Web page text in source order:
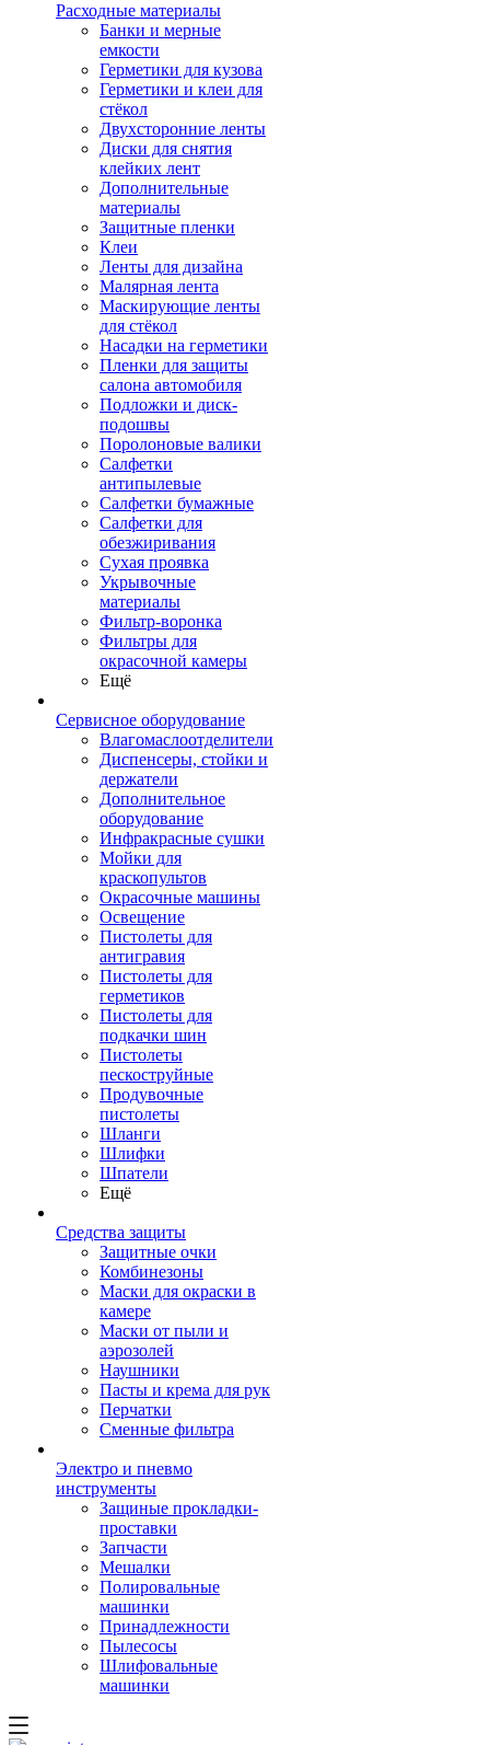
Расходные материалы
Банки и мерные
емкости
Герметики для кузова
Герметики и клеи для
стёкол
Двухсторонние ленты
Диски для снятия
клейких лент
Дополнительные
материалы
Защитные пленки
Клеи
Ленты для дизайна
Малярная лента
Маскирующие ленты
для стёкол
Насадки на герметики
Пленки для защиты
салона автомобиля
Подложки и диск-
подошвы
Поролоновые валики
Салфетки
антипылевые
Салфетки бумажные
Салфетки для
обезжиривания
Сухая проявка
Укрывочные
материалы
Фильтр-воронка
Фильтры для
окрасочной камеры
Ещё
Сервисное оборудование
Влагомаслоотделители
Диспенсеры, стойки и
держатели
Дополнительное
оборудование
Инфракрасные сушки
Мойки для
краскопультов
Окрасочные машины
Освещение
Пистолеты для
антигравия
Пистолеты для
герметиков
Пистолеты для
подкачки шин
Пистолеты
пескоструйные
Продувочные
пистолеты
Шланги
Шлифки
Шпатели
Ещё
Средства защиты
Защитные очки
Комбинезоны
Маски для окраски в
камере
Маски от пыли и
аэрозолей
Наушники
Пасты и крема для рук
Перчатки
Сменные фильтра
Электро и пневмо
инструменты
Защиные прокладки-
проставки
Запчасти
Мешалки
Полировальные
машинки
Принадлежности
Пылесосы
Шлифовальные
машинки